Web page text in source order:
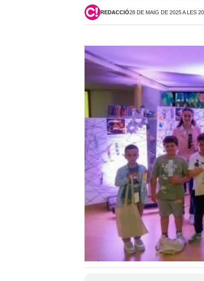
REDACCIÓ28 DE MAIG DE 2025 A LES